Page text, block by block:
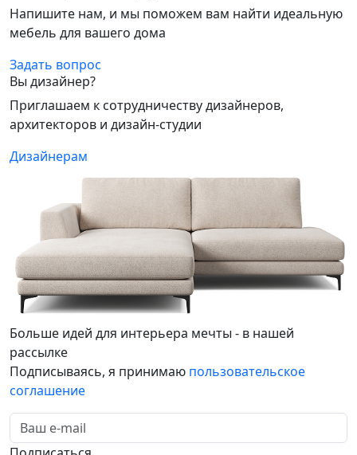
Напишите нам, и мы поможем вам найти идеальную
мебель для вашего дома
Задать вопрос
Вы дизайнер?
Приглашаем к сотрудничеству дизайнеров,
архитекторов и дизайн-студии
Дизайнерам
Больше идей для интерьера мечты - в нашей
рассылке
Подписываясь, я принимаю пользовательское
соглашение